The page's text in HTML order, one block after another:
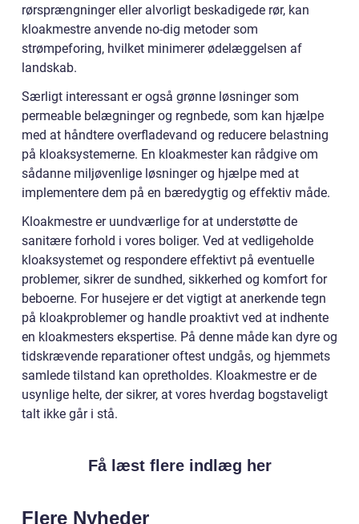
rørsprængninger eller alvorligt beskadigede rør, kan
kloakmestre anvende no-dig metoder som
strømpeforing, hvilket minimerer ødelæggelsen af
landskab.
Særligt interessant er også grønne løsninger som
permeable belægninger og regnbede, som kan hjælpe
med at håndtere overfladevand og reducere belastning
på kloaksystemerne. En kloakmester kan rådgive om
sådanne miljøvenlige løsninger og hjælpe med at
implementere dem på en bæredygtig og effektiv måde.
Kloakmestre er uundværlige for at understøtte de
sanitære forhold i vores boliger. Ved at vedligeholde
kloaksystemet og respondere effektivt på eventuelle
problemer, sikrer de sundhed, sikkerhed og komfort for
beboerne. For husejere er det vigtigt at anerkende tegn
på kloakproblemer og handle proaktivt ved at indhente
en kloakmesters ekspertise. På denne måde kan dyre og
tidskrævende reparationer oftest undgås, og hjemmets
samlede tilstand kan opretholdes. Kloakmestre er de
usynlige helte, der sikrer, at vores hverdag bogstaveligt
talt ikke går i stå.
Få læst flere indlæg her
Flere Nyheder